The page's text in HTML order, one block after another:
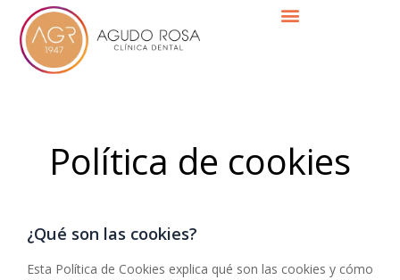
contenido
Política de cookies
¿Qué son las cookies?
Esta Política de Cookies explica qué son las cookies y cómo